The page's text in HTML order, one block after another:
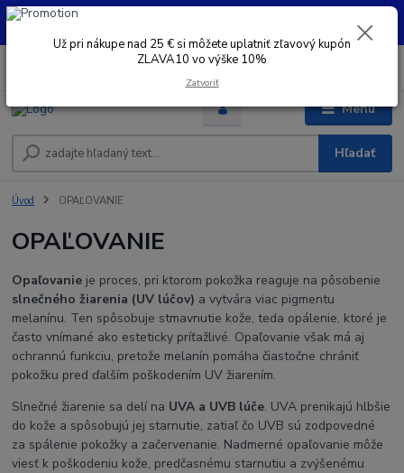
UŽ PRI NÁKUPE OD 30 € SI MOŽETE UPLATNIŤ ZĽAVOVÝ KUPÓN -
Menu
EUR
Hľadať
Úvod OPAĽOVANIE
OPAĽOVANIE
Opaľovanie je proces, pri ktorom pokožka reaguje na pôsobenie
slnečného žiarenia (UV lúčov) a vytvára viac pigmentu
melanínu. Ten spôsobuje stmavnutie kože, teda opálenie, ktoré je
často vnímané ako esteticky príťažlivé. Opaľovanie však má aj
ochrannú funkciu, pretože melanín pomáha čiastočne chrániť
pokožku pred ďalším poškodením UV žiarením.
Slnečné žiarenie sa delí na UVA a UVB lúče. UVA prenikajú hlbšie
do kože a spôsobujú jej starnutie, zatiaľ čo UVB sú zodpovedné
za spálenie pokožky a začervenanie. Nadmerné opaľovanie môže
viesť k poškodeniu kože, predčasnému starnutiu a zvýšenému
Už pri nákupe nad 25 € si môžete uplatniť zľavový kupón
ZLAVA10 vo výške 10%
Zatvoriť